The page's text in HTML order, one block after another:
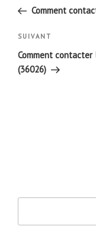
l’article
précédent
Comment
Article
suivant
SUIVANT
Comment contacter
(36026)